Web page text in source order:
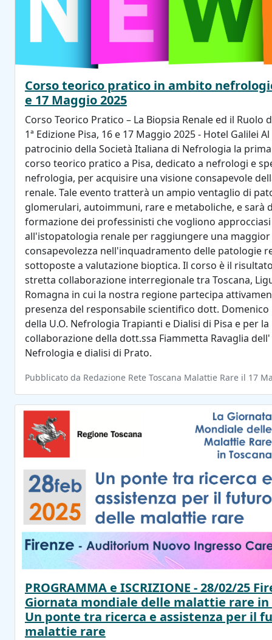
Corso teorico pratico in ambito
e 17 Maggio 2025
Corso Teorico Pratico – La Biopsia Renale ed il Ruolo
1ª Edizione Pisa, 16 e 17 Maggio 2025 - Hotel Galilei
patrocinio della Società Italiana di Nefrologia la
corso teorico pratico a Pisa, dedicato a nefrologi e
nefrologia, per acquisire una visione consapevole
renale. Tale evento tratterà un ampio ventaglio di
glomerulari, autoimmuni, rare e metaboliche, e sarà
formazione dei professinisti che vogliono approcciasi
all'istopatologia renale per raggiungere una maggior
consapevolezza nell'inquadramento delle patologie
sottoposte a valutazione bioptica. Il corso è il
stretta collaborazione interregionale tra Toscana,
Romagna in cui la nostra regione partecipa
presenza del responsabile scientifico dott. Domenico
della U.O. Nefrologia Trapianti e Dialisi di Pisa e per la
collaborazione della dott.ssa Fiammetta Ravaglia dell'
Nefrologia e dialisi di Prato.
Pubblicato da Redazione Rete Toscana Malattie Rare il 17
PROGRAMMA e ISCRIZIONE - 28/02/25
Giornata mondiale delle malattie rare in
Un ponte tra ricerca e assistenza per il
malattie rare